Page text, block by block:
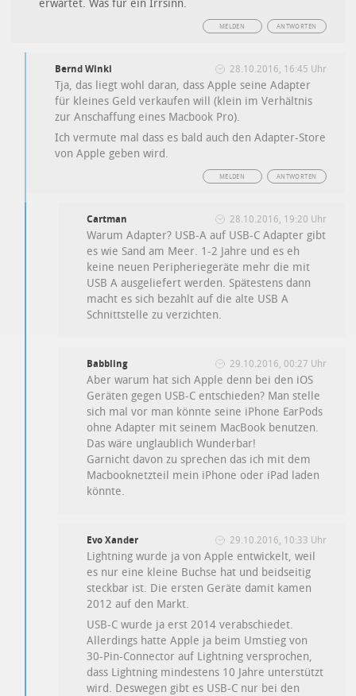
erwartet. Was für ein Irrsinn.
ANTWORTEN
MELDEN
Bernd Winki 28.10.2016, 16:45 Uhr
Tja, das liegt wohl daran, dass Apple seine Adapter
für kleines Geld verkaufen will (klein im Verhältnis
zur Anschaffung eines Macbook Pro).
Ich vermute mal dass es bald auch den Adapter-Store
von Apple geben wird.
ANTWORTEN
MELDEN
Cartman 28.10.2016, 19:20 Uhr
Warum Adapter? USB-A auf USB-C Adapter gibt
es wie Sand am Meer. 1-2 Jahre und es eh
keine neuen Peripheriegeräte mehr die mit
USB A ausgeliefert werden. Spätestens dann
macht es sich bezahlt auf die alte USB A
Schnittstelle zu verzichten.
Babbling 29.10.2016, 00:27 Uhr
Aber warum hat sich Apple denn bei den iOS
Geräten gegen USB-C entschieden? Man stelle
sich mal vor man könnte seine iPhone EarPods
ohne Adapter mit seinem MacBook benutzen.
Das wäre unglaublich Wunderbar!
Garnicht davon zu sprechen das ich mit dem
Macbooknetzteil mein iPhone oder iPad laden
könnte.
Evo Xander 29.10.2016, 10:33 Uhr
Lightning wurde ja von Apple entwickelt, weil
es nur eine kleine Buchse hat und beidseitig
steckbar ist. Die ersten Geräte damit kamen
2012 auf den Markt.
USB-C wurde ja erst 2014 verabschiedet.
Allerdings hatte Apple ja beim Umstieg von
30-Pin-Connector auf Lightning versprochen,
dass Lightning mindestens 10 Jahre unterstützt
wird. Deswegen gibt es USB-C nur bei den